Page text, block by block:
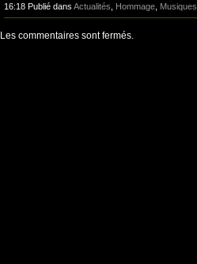
16:18 Publié dans Actualités Hommage Musiques
Les commentaires sont fermés.